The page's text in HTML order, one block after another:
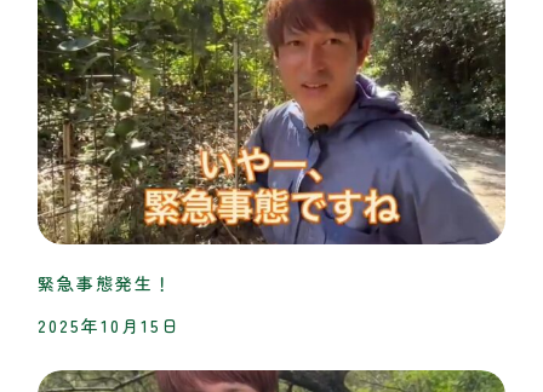
緊急事態発生！
2025年10月15日